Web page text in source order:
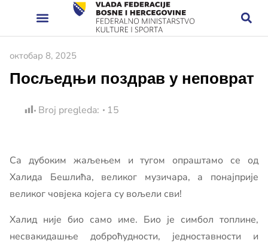
октобар 8, 2025
Посљедњи поздрав у неповрат
Broj pregleda: 15
Са дубоким жаљењем и тугом опраштамо се од
Халида Бешлића, великог музичара, а понајприје
великог човјека којега су вољели сви!
Халид није био само име. Био је симбол топлине,
несвакидашње доброћудности, једноставности и